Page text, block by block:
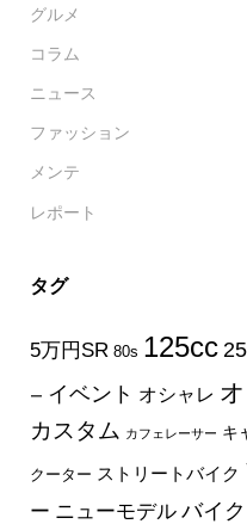
グルメ
コラム
ニュース
ファッション
メンテ
レポート
タグ
5万円SR 80s 125cc
ー イベント オシャレ
カスタム カフェレーサー キ
クーター ストリートバイク
ー ニューモデル バイ